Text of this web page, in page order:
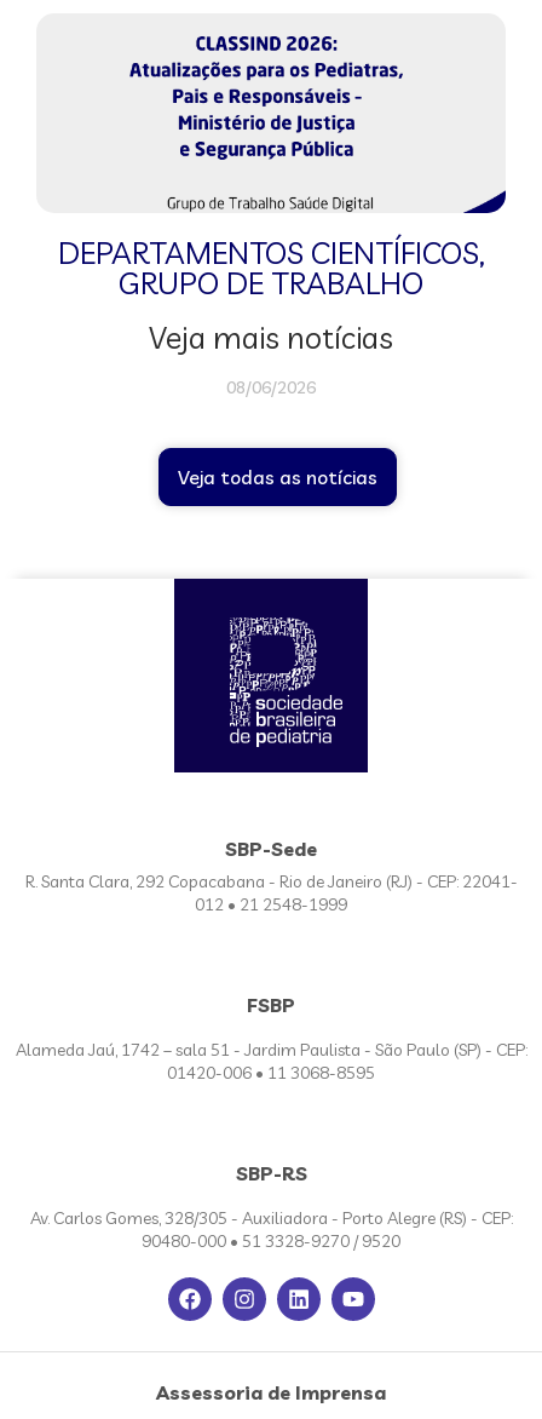
DEPARTAMENTOS CIENTÍFICOS,
GRUPO DE TRABALHO
Veja mais notícias
08/06/2026
Veja todas as notícias
SBP-Sede
R. Santa Clara, 292 Copacabana - Rio de Janeiro (RJ) - CEP: 22041-
012 • 21 2548-1999
FSBP
Alameda Jaú, 1742 – sala 51 - Jardim Paulista - São Paulo (SP) - CEP:
01420-006 • 11 3068-8595
SBP-RS
Av. Carlos Gomes, 328/305 - Auxiliadora - Porto Alegre (RS) - CEP:
90480-000 • 51 3328-9270 / 9520
Assessoria de Imprensa